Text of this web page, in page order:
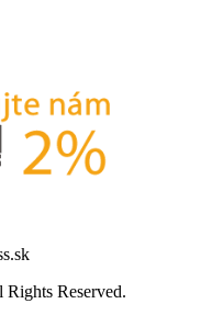
Reserved.